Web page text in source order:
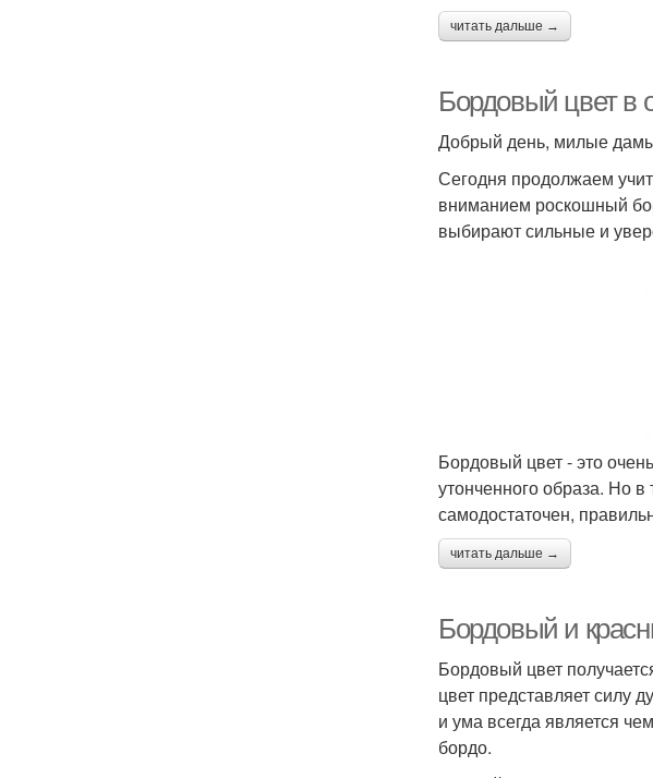
читать дальше →
Бордовый цвет в
Добрый день, милые
Сегодня продолжаем
вниманием роскошный
выбирают сильные и
Бордовый цвет - это
утонченного образа. Но
самодостаточен,
читать дальше →
Бордовый и
Бордовый цвет
цвет представляет силу
и ума всегда является
бордо.